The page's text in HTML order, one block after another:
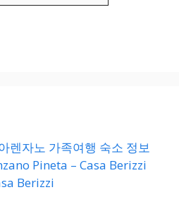
렌자노 가족여행 숙소 정보
Pineta – Casa Berizzi
Berizzi